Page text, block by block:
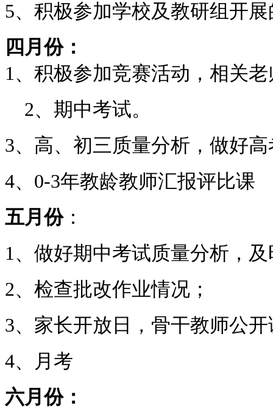
5、积极参加学校及教研组开
四月份：
1、积极参加竞赛活动，相关
2、期中考试。
3、高、初三质量分析，做好
4、0-3年教龄教师汇报评比课
五月份：
1、做好期中考试质量分析，
2、检查批改作业情况；
3、家长开放日，骨干教师公开
4、月考
六月份：